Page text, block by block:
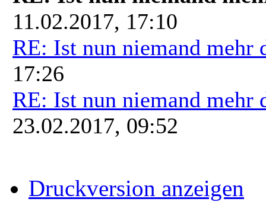
11.02.2017, 17:10
RE: Ist nun niemand mehr
17:26
RE: Ist nun niemand mehr
23.02.2017, 09:52
Druckversion anzeigen